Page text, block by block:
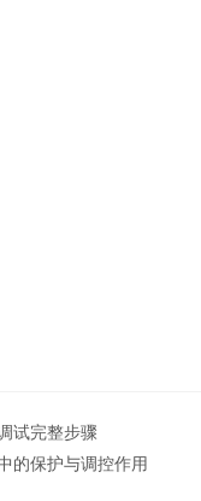
试完整步骤
的保护与调控作用